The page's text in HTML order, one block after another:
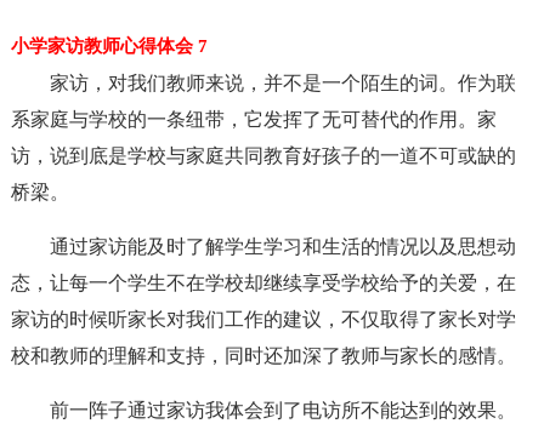
小学家访教师心得体会 7
家访，对我们教师来说，并不是一个陌生的词。作为联
系家庭与学校的一条纽带，它发挥了无可替代的作用。家
访，说到底是学校与家庭共同教育好孩子的一道不可或缺的
桥梁。
通过家访能及时了解学生学习和生活的情况以及思想动
态，让每一个学生不在学校却继续享受学校给予的关爱，在
家访的时候听家长对我们工作的建议，不仅取得了家长对学
校和教师的理解和支持，同时还加深了教师与家长的感情。
前一阵子通过家访我体会到了电访所不能达到的效果。